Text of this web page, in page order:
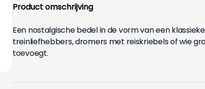
Product omschrijving
Een nostalgische bedel in de vorm van een
treinliefhebbers, dromers met reiskriebels of wie
toevoegt.